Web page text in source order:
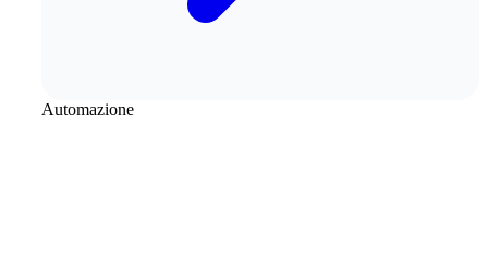
Automazione